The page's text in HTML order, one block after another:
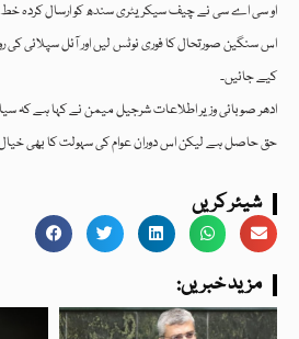
او سی اے سی نے چیف سیکریٹری سندھ کو ارسال کردہ
اس سنگین صورتحال کا فوری نوٹس لیں اور آئل سپلائی کی
کیے جائیں۔
ادھر صوبائی وزیر اطلاعات شرجیل میمن نے کہا ہے کہ
حق حاصل ہے لیکن اس دوران عوام کی سہولت کا بھی خیال
شیئر کریں
:مزید خبریں